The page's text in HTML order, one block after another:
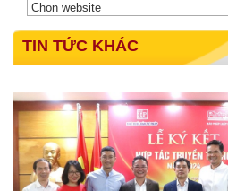
TIN TỨC KHÁC